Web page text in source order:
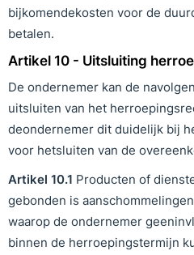
bijkomendekosten voor de
betalen.
Artikel 10 - Uitsluiting
De ondernemer kan de
uitsluiten van het
deondernemer dit duidelijk bij
voor hetsluiten van de
Artikel 10.1 Producten of
gebonden is
waarop de ondernemer
binnen de herroepingstermijn